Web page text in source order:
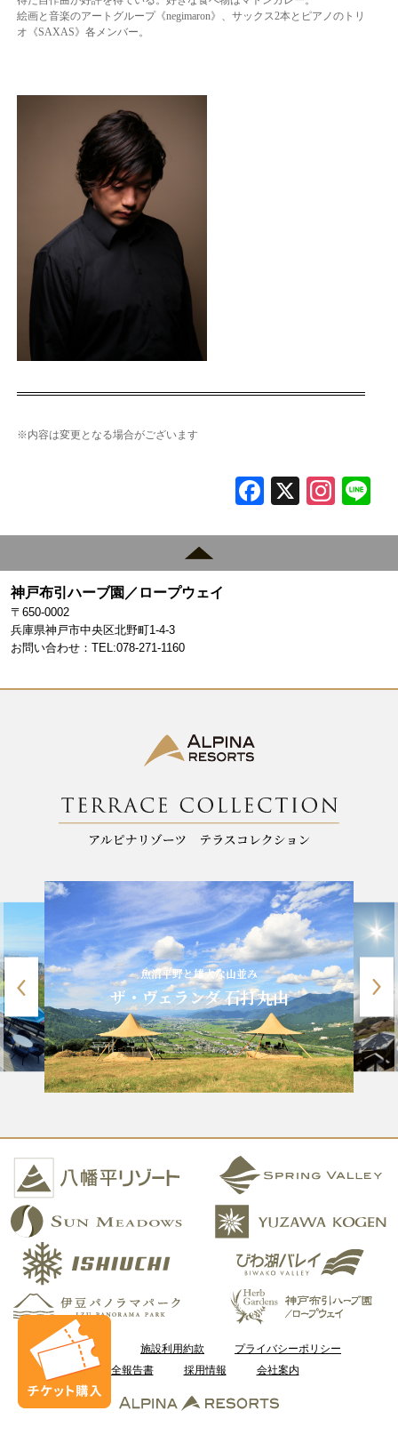
絵画と音楽のアートグループ《negimaron》、 サックス2本とピアノのトリ
オ《SAXAS》各メンバー。
※内容は変更となる場合がございます
F
e
k
X In
gr
神戸布引ハーブ園／ロープウェイ
〒650-0002
兵庫県神戸市中央区北野町1-4-3
お問い合わせ：TEL:078-271-1160
魚沼平野と雄大な山並み
ザ・ヴェランダ 石打丸山
ご利用案内 施設利用約款
プライバシーポリシー
安全報告書
採用情報 会社案内